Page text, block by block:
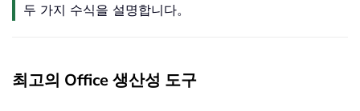
두 가지 수식을 설명합니다。
최고의 Office 생산성 도구